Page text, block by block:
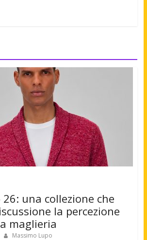
una collezione che
la percezione
maglieria
Massimo Lupo